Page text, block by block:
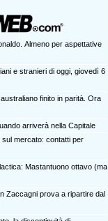
Almeno per aspettative
e stranieri di oggi, giovedì 6
finito in parità. Ora
arriverà nella Capitale
mercato: contatti per
Mastantuono ottavo (ma
Zaccagni prova a ripartire dal